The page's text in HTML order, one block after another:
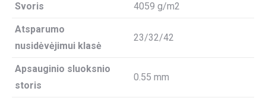
Svoris 4059 g/m2
Atsparumo
nusidėvėjimui klasė
23/32/42
Apsauginio sluoksnio
storis
0.55 mm